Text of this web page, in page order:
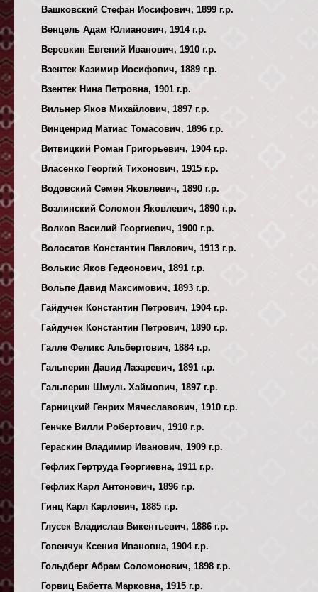
Вашковский Стефан Иосифович, 1899 г.р.
Венцель Адам Юлианович, 1914 г.р.
Веревкин Евгений Иванович, 1910 г.р.
Взентек Казимир Иосифович, 1889 г.р.
Взентек Нина Петровна, 1901 г.р.
Вильнер Яков Михайлович, 1897 г.р.
Винценрид Матиас Томасович, 1896 г.р.
Витвицкий Роман Григорьевич, 1904 г.р.
Власенко Георгий Тихонович, 1915 г.р.
Водовский Семен Яковлевич, 1890 г.р.
Возлинский Соломон Яковлевич, 1890 г.р.
Волков Василий Георгиевич, 1900 г.р.
Волосатов Константин Павлович, 1913 г.р.
Волькис Яков Гедеонович, 1891 г.р.
Вольпе Давид Максимович, 1893 г.р.
Гайдучек Константин Петрович, 1904 г.р.
Гайдучек Константин Петрович, 1890 г.р.
Галле Феликс Альбертович, 1884 г.р.
Гальперин Давид Лазаревич, 1891 г.р.
Гальперин Шмуль Хаймович, 1897 г.р.
Гарницкий Генрих Мячеславович, 1910 г.р.
Генчке Вилли Робертович, 1910 г.р.
Гераскин Владимир Иванович, 1909 г.р.
Гефлих Гертруда Георгиевна, 1911 г.р.
Гефлих Карл Антонович, 1896 г.р.
Гинц Карл Карлович, 1885 г.р.
Глусек Владислав Викентьевич, 1886 г.р.
Говенчук Ксения Ивановна, 1904 г.р.
Гольдберг Абрам Соломонович, 1898 г.р.
Горвиц Бабетта Марковна, 1915 г.р.